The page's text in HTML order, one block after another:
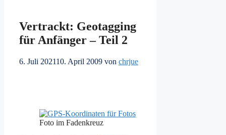
Vertrackt: Geotagging
für Anfänger – Teil 2
6. Juli 202110. April 2009 von chrjue
Foto im Fadenkreuz